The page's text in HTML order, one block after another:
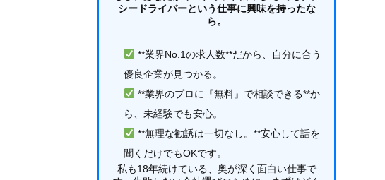
シードライバーという仕事に興味を持ったな
ら。
**業界No.1の求人数**だから、自分に合う
優良企業が見つかる。
**業界のプロに『無料』で相談できる**か
ら、未経験でも安心。
**無理な勧誘は一切なし。**安心して話を
聞くだけでもOKです。
私も18年続けている、奥が深く面白い仕事で